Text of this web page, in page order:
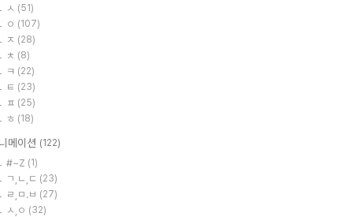
ㅅ (51)
ㅇ (107)
ㅈ (28)
ㅊ (8)
ㅋ (22)
ㅌ (23)
ㅍ (25)
ㅎ (18)
메이션 (122)
#~Z (1)
ㄱ,ㄴ,ㄷ (23)
ㄹ,ㅁ.ㅂ (27)
ㅅ,ㅇ (32)